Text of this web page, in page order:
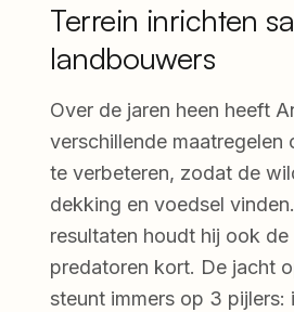
Terrein inrichten
landbouwers
Over de jaren heen heeft
verschillende maatregelen
te verbeteren, zodat de
dekking en voedsel
resultaten houdt hij ook
predatoren kort. De jacht
steunt immers op 3 pijlers: